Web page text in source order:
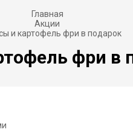
Главная
Акции
и картофель фри в подарок
фри в